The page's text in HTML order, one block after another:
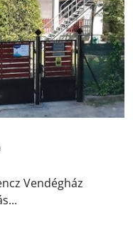
Vendégház